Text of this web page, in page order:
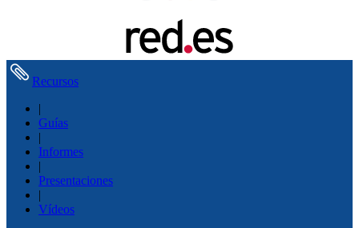
Recursos
|
Guías
|
Informes
|
Presentaciones
|
Vídeos